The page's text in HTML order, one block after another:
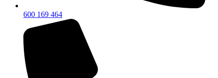
600 169 464